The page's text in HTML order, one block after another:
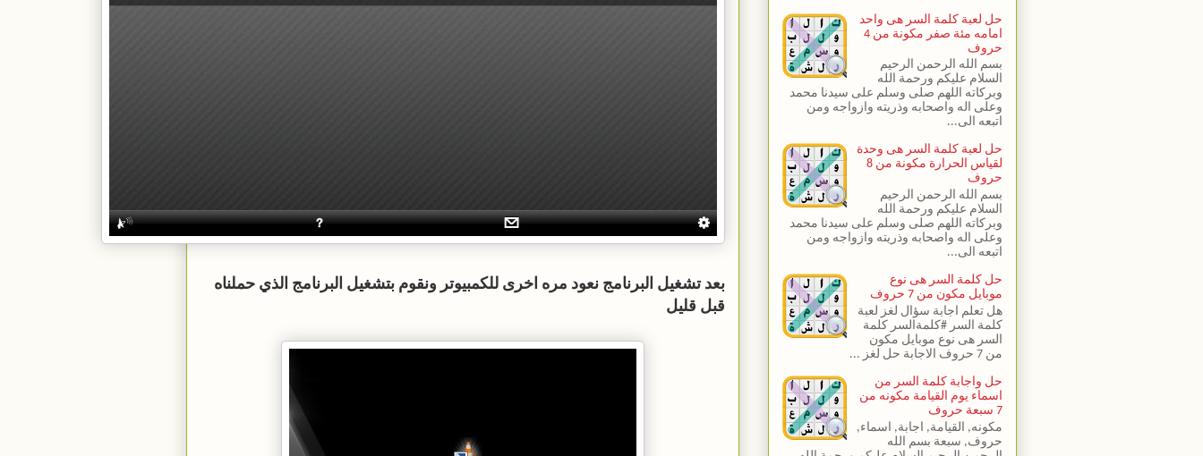
بعد تشغيل البرنامج نعود مره اخرى للكمبيوتر ونقوم بتشغيل البرنامج الذي حملناه
قبل قليل
حل لعبة كلمة السر هى واحد
امامه مئة صفر مكونة من 4
حروف
بسم الله الرحمن الرحيم
السلام عليكم ورحمة الله
وبركاته اللهم صلى وسلم على سيدنا محمد
وعلى اله واصحابه وذريته وازواجه ومن
اتبعه الى...
حل لعبة كلمة السر هى وحدة
لقياس الحرارة مكونة من 8
حروف
بسم الله الرحمن الرحيم
السلام عليكم ورحمة الله
وبركاته اللهم صلى وسلم على سيدنا محمد
وعلى اله واصحابه وذريته وازواجه ومن
اتبعه الى...
حل كلمة السر هى نوع
موبايل مكون من 7 حروف
هل تعلم اجابة سؤال لغز لعبة
كلمة السر #كلمةالسر كلمة
السر هى نوع موبايل مكون
من 7 حروف الاجابة حل لغز ...
حل واجابة كلمة السر من
اسماء يوم القيامة مكونه من
7 سبعة حروف
مكونه, القيامة, اجابة, اسماء,
حروف, سبعة بسم الله